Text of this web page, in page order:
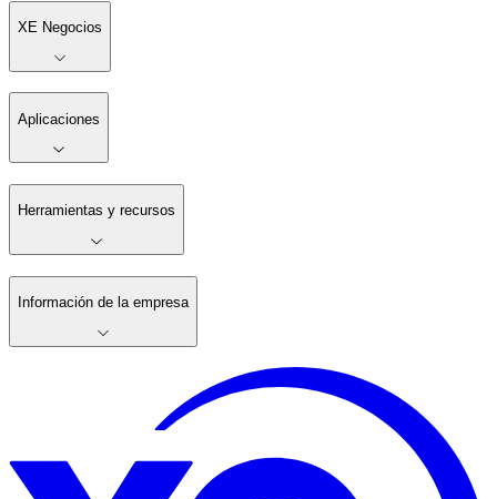
XE Negocios
Aplicaciones
Herramientas y recursos
Información de la empresa